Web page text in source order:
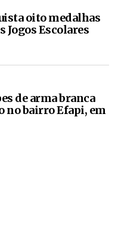
oito medalhas
Jogos Escolares
de arma branca
no bairro Efapi, em